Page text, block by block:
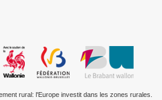
rural: l'Europe investit dans les zones rurales.